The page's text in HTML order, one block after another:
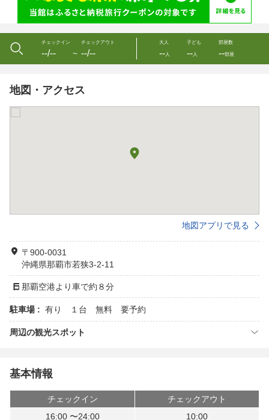
チェックイン
--/-- 〜
チェックアウト
--/--
大人
--人
子ども
--人
部屋数
--部屋
地図・アクセス
地図アプリで見る
〒900-0031
沖縄県那覇市若狭3-2-11
那覇空港より車で約８分
駐車場 : 有り １台 無料 要予約
周辺の観光スポット
基本情報
チェックイン
チェックアウト
16:00 〜24:00
10:00